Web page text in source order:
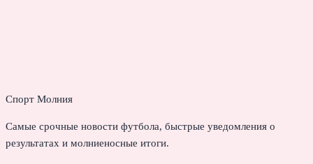
Спорт Молния
Самые срочные новости футбола, быстрые уведомления о
результатах и молниеносные итоги.